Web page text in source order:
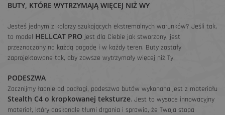
BUTY, KTÓRE WYTRZYMAJĄ WIĘCEJ NIŻ WY
Jesteś jednym z kolarzy szukających ekstremalnych warunków? Jeśli tak,
to model HELLCAT PRO jest dla Ciebie jak stworzony, jest
przeznaczony na każdą pogodę i w każdy teren. Buty zostały
zaprojektowane tak, aby zawsze wytrzymały więcej niż Ty.
PODESZWA
Zacznijmy ładnie od podłogi, podeszwa butów wykonana jest z materiału
Stealth C4 o kropkowanej teksturze. Jest to wysoce innowacyjny
materiał, który doskonale tłumi drgania i sprawia, że Twoja stopa